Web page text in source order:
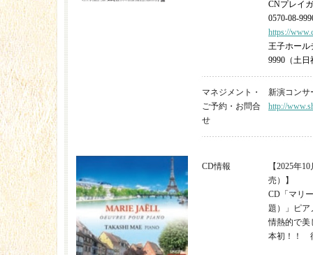
CNプレイ
0570-08-
https://
王子ホール
9990（土日
マネジメント・
ご予約・お問合
せ
新演コンサ
http://
CD情報
【2025年
売）】
CD「マリ
題）」ピア
情熱的で美
本初！！